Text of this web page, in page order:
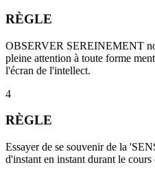
RÈGLE
OBSERVER SEREINEMENT
pleine attention à toute forme
l'écran de l'intellect.
4
RÈGLE
Essayer de se souvenir de la
d'instant en instant durant le